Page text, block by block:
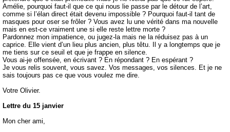
Amélie, pourquoi faut-il que ce qui nous lie passe par le détour de l’art,
comme si l’élan direct était devenu impossible ? Pourquoi faut-il tant de
masques pour oser se frôler ? Vous avez lu une vérité dans ma nouvelle
mais en est-ce vraiment une si elle reste lettre morte ?
Pardonnez mon impatience, ou jugez-la mais ne la réduisez pas à un
caprice. Elle vient d’un lieu plus ancien, plus têtu. Il y a longtemps que je
me tiens sur ce seuil et que je frappe en silence.
Vous ai-je offensée, en écrivant ? En répondant ? En espérant ?
Je vous relis souvent, vous savez. Vos messages, vos silences. Et je ne
sais toujours pas ce que vous voulez me dire.
Votre Olivier.
Lettre du 15 janvier
Mon cher ami,